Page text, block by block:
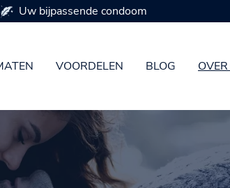
VOORDELEN BLOG
Beschikbaar in 7 condoommaten